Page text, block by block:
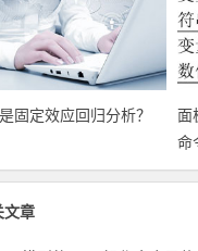
固定效应回归分析？
面
命
文章